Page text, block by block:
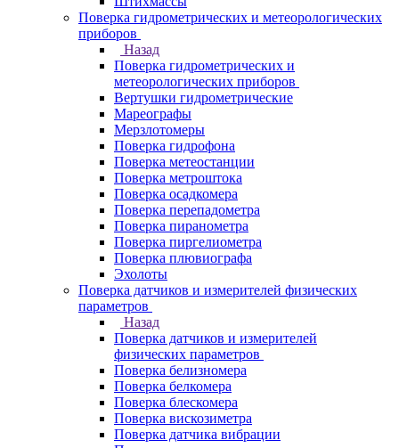
Поверка гидрометрических и метеорологических
приборов
Назад
Поверка гидрометрических и
метеорологических приборов
Вертушки гидрометрические
Мареографы
Мерзлотомеры
Поверка гидрофона
Поверка метеостанции
Поверка метроштока
Поверка осадкомера
Поверка перепадометра
Поверка пиранометра
Поверка пиргелиометра
Поверка плювиографа
Эхолоты
Поверка датчиков и измерителей физических
параметров
Назад
Поверка датчиков и измерителей
физических параметров
Поверка белизномера
Поверка белкомера
Поверка блескомера
Поверка вискозиметра
Поверка датчика вибрации